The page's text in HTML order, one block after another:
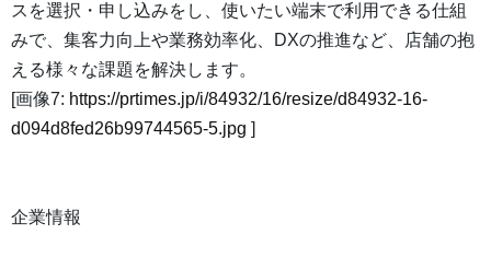
スを選択・申し込みをし、使いたい端末で利用できる仕組
みで、集客力向上や業務効率化、DXの推進など、店舗の抱
える様々な課題を解決します。
[画像7: https://prtimes.jp/i/84932/16/resize/d84932-16-
d094d8fed26b99744565-5.jpg ]
企業情報